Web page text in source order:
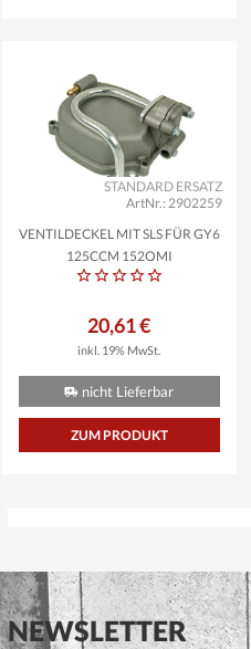
ArtNr.: 2902259
STANDARD ERSATZ
VENTILDECKEL MIT SLS FÜR GY6
125CCM 152QMI
20,61 €
inkl. 19% MwSt.
nicht Lieferbar
ZUM PRODUKT
NEWSLETTER